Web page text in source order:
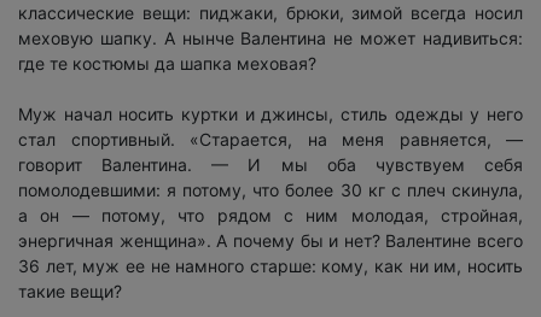
классические вещи: пиджаки, брюки, зимой всегда носил
меховую шапку. А нынче Валентина не может надивиться:
где те костюмы да шапка меховая?
Муж начал носить куртки и джинсы, стиль одежды у него
стал спортивный. «Старается, на меня равняется, —
говорит Валентина. — И мы оба чувствуем себя
помолодевшими: я потому, что более 30 кг с плеч скинула,
а он — потому, что рядом с ним молодая, стройная,
энергичная женщина». А почему бы и нет? Валентине всего
36 лет, муж ее не намного старше: кому, как ни им, носить
такие вещи?